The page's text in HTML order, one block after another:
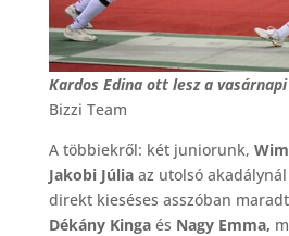
Kardos Edina ott lesz a
Bizzi Team
A többiekről: két juniorunk,
Jakobi Júliaaz utolsó
direkt kieséses asszóban
Dékány Kingaés Nagy Emma,